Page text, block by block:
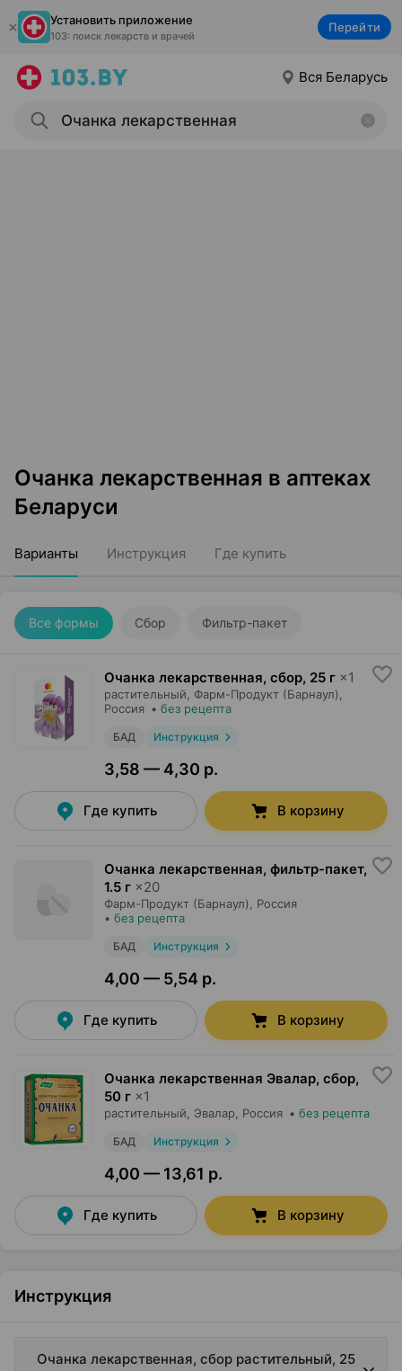
Установить приложение
103: поиск лекарств и врачей
Перейти
Вся Беларусь
Очанка лекарственная в аптеках
Беларуси
Варианты Инструкция Где купить
Все формы Сбор Фильтр-пакет
Очанка лекарственная, сбор, 25 г ×1
растительный, Фарм-Продукт (Барнаул)
Россия • без рецепта
БАД Инструкция
3,58 — 4,30 р.
Где купить В корзину
Очанка лекарственная, фильтр-пакет,
1.5 г ×20
Фарм-Продукт (Барнаул) , Россия
• без рецепта
БАД Инструкция
4,00 — 5,54 р.
Где купить В корзину
Очанка лекарственная Эвалар, сбор,
50 г ×1
растительный, Эвалар , Россия • без рецепта
БАД Инструкция
4,00 — 13,61 р.
Где купить В корзину
Инструкция
Очанка лекарственная, сбор растительный, 25